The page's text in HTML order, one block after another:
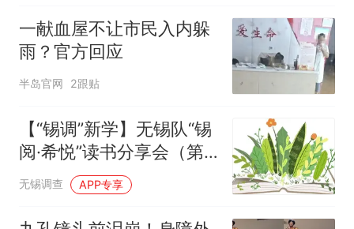
一献血屋不让市民入内躲
雨？官方回应
半岛官网 2跟贴
【“锡调”新学】无锡队“锡
阅·希悦”读书分享会（第
七期)
无锡调查 APP专享